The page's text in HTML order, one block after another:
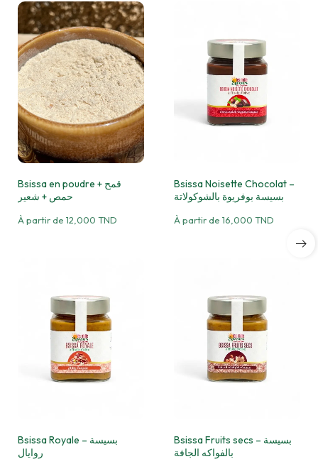
Bsissa en poudre قمح +
حمص + شعير
À partir de 12,000 TND
Bsissa Noisette Chocolat –
بسيسة بوفريوة بالشوكولاتة
À partir de 16,000 TND
Bsissa Royale – بسيسة
روايال
Bsissa Fruits secs – بسيسة
بالفواكه الجافة